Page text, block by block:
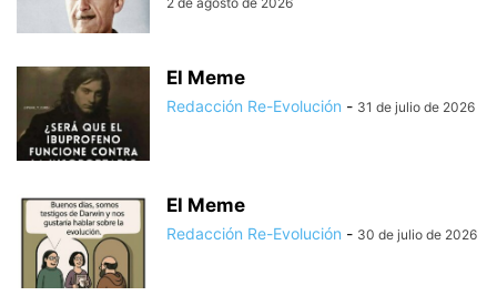
El Meme
Redacción Re-Evolución - 31 de julio de 2026
El Meme
Redacción Re-Evolución - 30 de julio de 2026